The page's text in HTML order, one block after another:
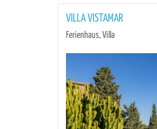
VILLA VISTAMAR
Ferienhaus, Villa